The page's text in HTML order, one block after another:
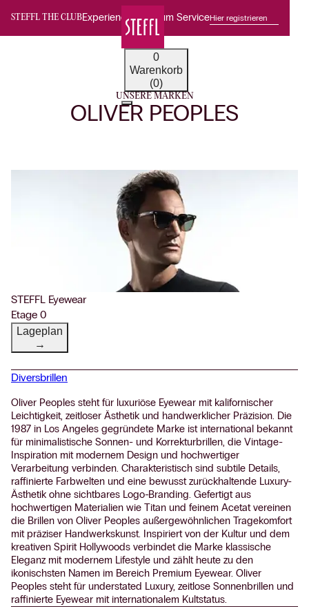
STEFFL THE CLUBExperience Premium ServiceHier registrieren
0
Warenkorb
(0)
UNSERE MARKEN
OLIVER PEOPLES
STEFFL Eyewear
Etage 0
Lageplan
→
Diversbrillen
Oliver Peoples steht für luxuriöse Eyewear mit kalifornischer
Leichtigkeit, zeitloser Ästhetik und handwerklicher Präzision. Die
1987 in Los Angeles gegründete Marke ist international bekannt
für minimalistische Sonnen- und Korrekturbrillen, die Vintage-
Inspiration mit modernem Design und hochwertiger
Verarbeitung verbinden. Charakteristisch sind subtile Details,
raffinierte Farbwelten und eine bewusst zurückhaltende Luxury-
Ästhetik ohne sichtbares Logo-Branding. Gefertigt aus
hochwertigen Materialien wie Titan und feinem Acetat vereinen
die Brillen von Oliver Peoples außergewöhnlichen Tragekomfort
mit präziser Handwerkskunst. Inspiriert von der Kultur und dem
kreativen Spirit Hollywoods verbindet die Marke klassische
Eleganz mit modernem Lifestyle und zählt heute zu den
ikonischsten Namen im Bereich Premium Eyewear. Oliver
Peoples steht für understated Luxury, zeitlose Sonnenbrillen und
raffinierte Eyewear mit internationalem Kultstatus.